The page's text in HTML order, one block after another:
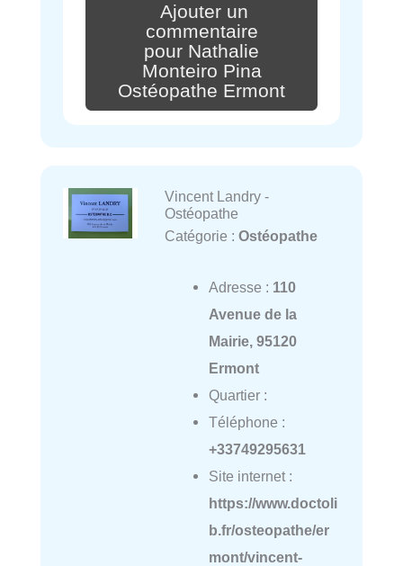
Ajouter un
commentaire
pour Nathalie
Monteiro Pina
Ostéopathe Ermont
Vincent Landry -
Ostéopathe
Catégorie : Ostéopathe
Adresse : 110
Avenue de la
Mairie, 95120
Ermont
Quartier :
Téléphone :
+33749295631
Site internet :
https://www.doctoli
b.fr/osteopathe/er
mont/vincent-